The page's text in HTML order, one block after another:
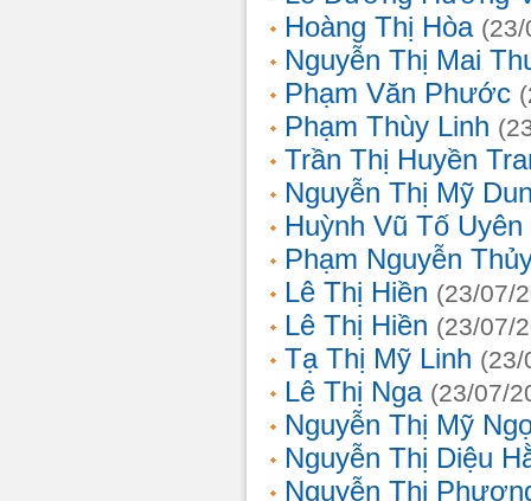
Hoàng Thị Hòa
Nguyễn Thị Mai
Phạm Văn Phước
Phạm Thùy Linh
Trần Thị Huyền
Nguyễn Thị Mỹ
Huỳnh Vũ Tố Uyên
Phạm Nguyễn
Lê Thị Hiền (23/07/
Lê Thị Hiền (23/07/
Tạ Thị Mỹ Linh (23/
Lê Thị Nga (23/07/
Nguyễn Thị Mỹ
Nguyễn Thị Diệu
Nguyễn Thị